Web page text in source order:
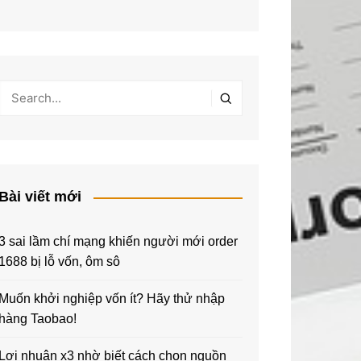
viết mới
sai lầm chí mạng khiến người mới order
bị lỗ vốn, ôm sô
khởi nghiệp vốn ít? Hãy thử nhập
Taobao!
nhuận x3 nhờ biết cách chọn nguồn